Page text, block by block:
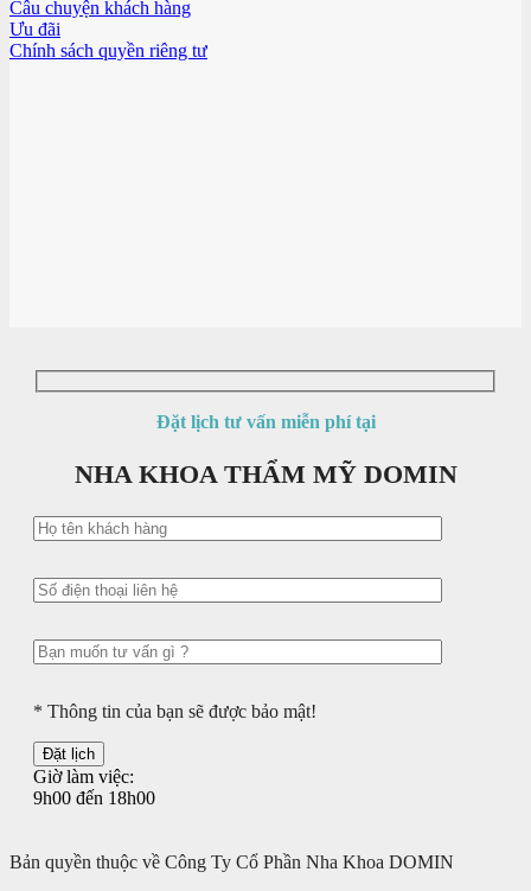
Câu chuyện khách hàng
Ưu đãi
Chính sách quyền riêng tư
Đặt lịch tư vấn miễn phí tại
NHA KHOA THẨM MỸ DOMIN
* Thông tin của bạn sẽ được bảo mật!
Giờ làm việc:
9h00 đến 18h00
Bản quyền thuộc về Công Ty Cổ Phần Nha Khoa DOMIN